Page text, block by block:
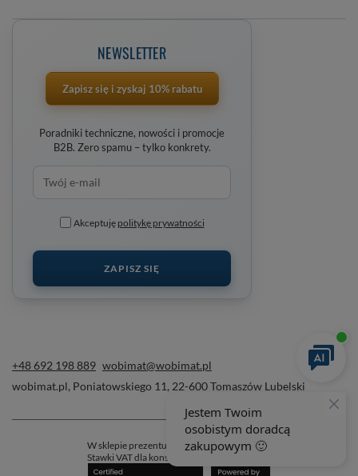
NEWSLETTER
Zapisz się i zyskaj 10% rabatu
Poradniki techniczne, nowości i promocje
B2B. Zero spamu – tylko konkrety.
Akceptuję politykę prywatności
ZAPISZ SIĘ
+48 692 198 889 wobimat@wobimat.pl
wobimat.pl, Poniatowskiego 11, 22-600Tomaszów Lubelski
W sklepie prezentujemy ceny brutto (z VAT).
Stawki VAT dla konsumentów z kraju: